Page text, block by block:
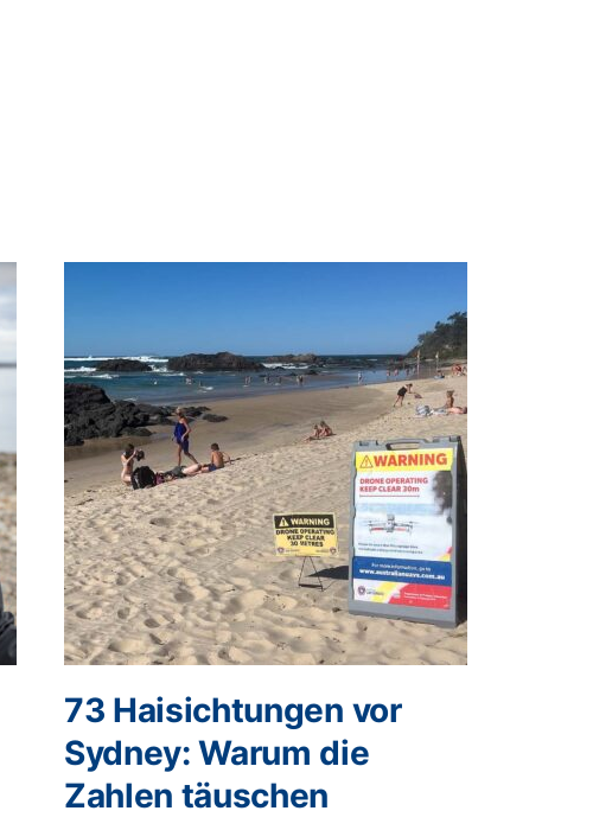
73 Haisichtungen vor
Sydney: Warum die
Zahlen täuschen